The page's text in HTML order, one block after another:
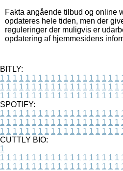
Fakta angående tilbud og online
opdateres hele tiden, men der
reguleringer der muligvis er
opdatering af hjemmesidens
BITLY:
1 1 1 1 1 1 1 1 1 1 1 1 1 1 1 1 1 1 1
1 1 1 1 1 1 1 1 1 1 1 1 1 1 1 1 1 1 1
1 1 1 1 1 1 1 1 1 1 1 1 1 1 1 1 1 1 1
SPOTIFY:
1 1 1 1 1 1 1 1 1 1 1 1 1 1 1 1 1 1 1
1 1 1 1 1 1 1 1 1 1 1 1 1 1 1 1 1 1 1
1 1 1 1 1 1 1 1 1 1 1 1 1 1 1 1 1 1 1
CUTTLY BIO:
1
1 1 1 1 1 1 1 1 1 1 1 1 1 1 1 1 1 1 1
1 1 1 1 1 1 1 1 1 1 1 1 1 1 1 1 1 1 1